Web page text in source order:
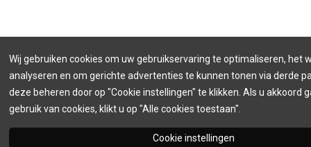
Wij gebruiken cookies om uw gebruikservaring te optimaliseren, het
analyseren en om gerichte advertenties te kunnen tonen via derde
deze beheren door op "Cookie instellingen" te klikken. Als u akkoord
gebruik van cookies, klikt u op "Alle cookies toestaan".
Cookie instellingen